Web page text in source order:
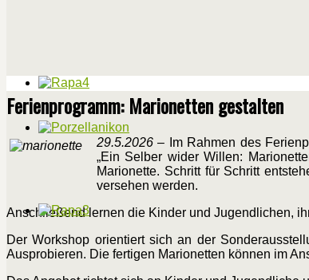
Ferienprogramm: Marionetten gestalten
29.5.2026 – Im Rahmen des
„Ein Selber wider Willen:
Marionette. Schritt für Schritt
versehen werden.
Anschließend lernen die Kinder und Jugendlichen,
Der Workshop orientiert sich an der
Ausprobieren. Die fertigen Marionetten können im